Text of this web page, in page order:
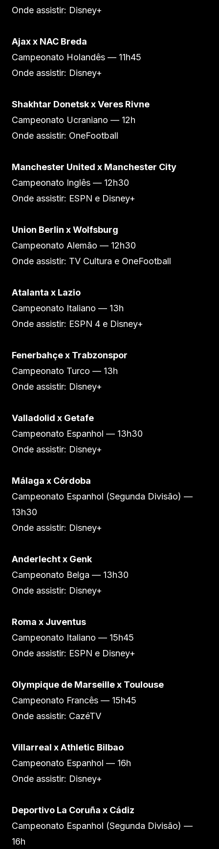
Onde assistir: Disney+
Ajax x NAC Breda
Campeonato Holandês — 11h45
Onde assistir: Disney+
Shakhtar Donetsk x Veres Rivne
Campeonato Ucraniano — 12h
Onde assistir: OneFootball
Manchester United x Manchester City
Campeonato Inglês — 12h30
Onde assistir: ESPN e Disney+
Union Berlin x Wolfsburg
Campeonato Alemão — 12h30
Onde assistir: TV Cultura e OneFootball
Atalanta x Lazio
Campeonato Italiano — 13h
Onde assistir: ESPN 4 e Disney+
Fenerbahçe x Trabzonspor
Campeonato Turco — 13h
Onde assistir: Disney+
Valladolid x Getafe
Campeonato Espanhol — 13h30
Onde assistir: Disney+
Málaga x Córdoba
Campeonato Espanhol (Segunda Divisão) —
13h30
Onde assistir: Disney+
Anderlecht x Genk
Campeonato Belga — 13h30
Onde assistir: Disney+
Roma x Juventus
Campeonato Italiano — 15h45
Onde assistir: ESPN e Disney+
Olympique de Marseille x Toulouse
Campeonato Francês — 15h45
Onde assistir: CazéTV
Villarreal x Athletic Bilbao
Campeonato Espanhol — 16h
Onde assistir: Disney+
Deportivo La Coruña x Cádiz
Campeonato Espanhol (Segunda Divisão) —
16h